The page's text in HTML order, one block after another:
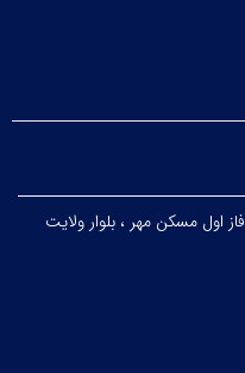
اول مسکن مهر ، بلوار ولایت